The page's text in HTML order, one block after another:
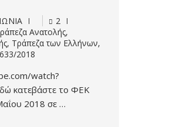
2
Ανατολής,
, Τράπεζα των Ελλήνων,
2018
watch?
κατεβάστε το ΦΕΚ
2018 σε …